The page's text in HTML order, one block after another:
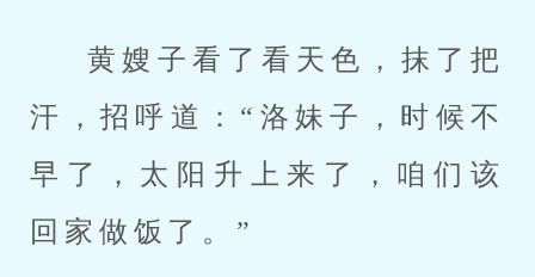
黄嫂子看了看天色，抹了把
汗，招呼道：“洛妹子，时候不
早了，太阳升上来了，咱们该
回家做饭了。”